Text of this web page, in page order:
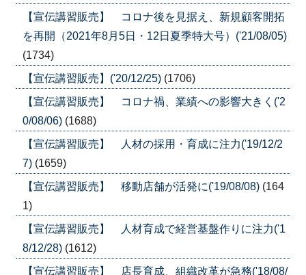
【宣伝講習販売】 コロナ後を見据え、新規顧客開拓
を再開（2021年8月5日・12日夏季特大号）('21/08/05)
(1734)
【宣伝講習販売】('20/12/25) (1706)
【宣伝講習販売】 コロナ禍、業績への影響大きく('2
0/08/06) (1688)
【宣伝講習販売】 人材の採用・育成に注力('19/12/2
7) (1659)
【宣伝講習販売】 移動店舗が活発に('19/08/08) (164
1)
【宣伝講習販売】 人材育成で経営基盤作りに注力('1
8/12/28) (1612)
【宣伝講習販売】 店長育成、組織改革が急務('18/08/